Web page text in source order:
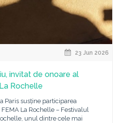
23 Jun 2026
invitat de onoare al
Rochelle
Paris susține participarea
La Rochelle – Festivalul
unul dintre cele mai